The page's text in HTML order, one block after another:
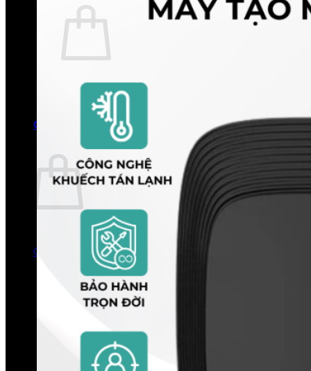
Quay trở lại cửa hàng
0
Giỏ hàng
Chưa có sản phẩm trong giỏ hàng.
Quay trở lại cửa hàng